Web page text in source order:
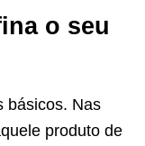
o seu
básicos. Nas
produto de